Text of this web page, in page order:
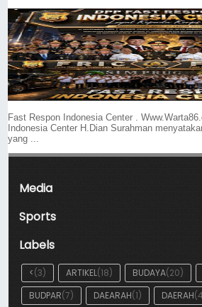
Fast Respon Indonesia Center .
Indonesia Center H.Dian Surahman
yang ...
Media
Sports
Labels
<(3) ARTIKEL(18) BUDAYA(20)
BUDPAR(7) DAEARAH(1) DAERAH